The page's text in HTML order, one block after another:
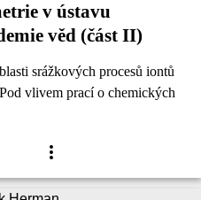
v ústavu
věd (část II)
srážkových procesů iontů
vlivem prací o chemických